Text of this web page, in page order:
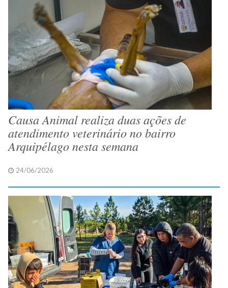
Causa Animal realiza duas ações de
atendimento veterinário no bairro
Arquipélago nesta semana
24/06/2026